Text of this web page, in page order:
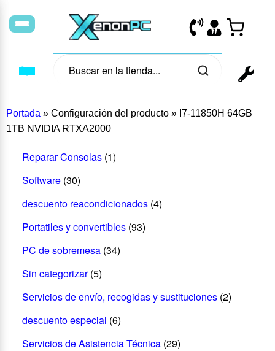
Portada » Configuración del producto » I7-11850H 64GB
1TB NVIDIA RTXA2000
Reparar Consolas (1)
Software (30)
descuento reacondicionados (4)
Portatiles y convertibles (93)
PC de sobremesa (34)
Sin categorizar (5)
Servicios de envío, recogidas y sustituciones (2)
descuento especial (6)
Servicios de Asistencia Técnica (29)